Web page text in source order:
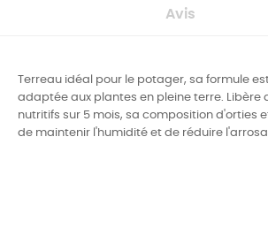
Avis
Terreau idéal pour le potager, sa formule
adaptée aux plantes en pleine terre. Libère
nutritifs sur 5 mois, sa composition d'orties
de maintenir l'humidité et de réduire